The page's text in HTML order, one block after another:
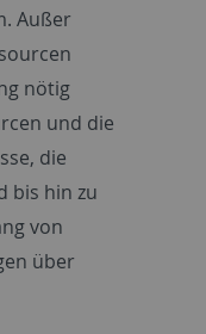
Außer
nötig
und die
die
bis hin zu
von
über